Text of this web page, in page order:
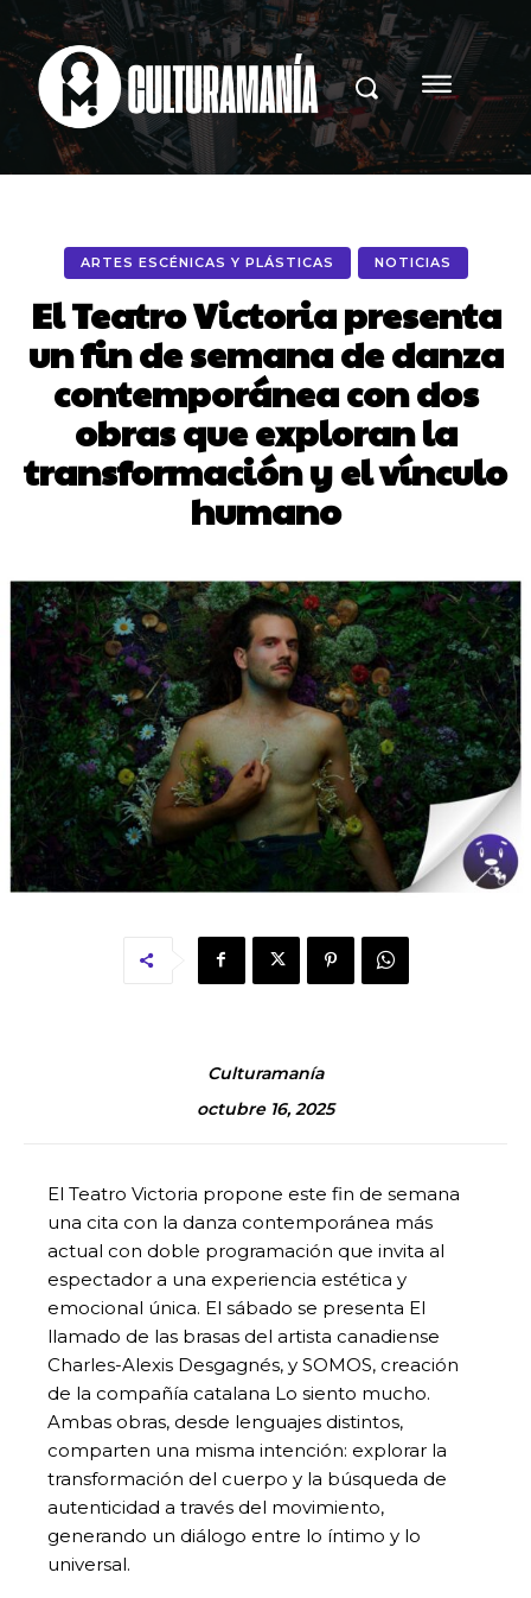
ARTES ESCÉNICAS Y PLÁSTICAS NOTICIAS
El Teatro Victoria presenta
un fin de semana de danza
contemporánea con dos
obras que exploran la
transformación y el vínculo
humano
Culturamanía
octubre 16, 2025
El Teatro Victoria propone este fin de semana
una cita con la danza contemporánea más
actual con doble programación que invita al
espectador a una experiencia estética y
emocional única. El sábado se presenta El
llamado de las brasas del artista canadiense
Charles-Alexis Desgagnés, y SOMOS, creación
de la compañía catalana Lo siento mucho.
Ambas obras, desde lenguajes distintos,
comparten una misma intención: explorar la
transformación del cuerpo y la búsqueda de
autenticidad a través del movimiento,
generando un diálogo entre lo íntimo y lo
universal.